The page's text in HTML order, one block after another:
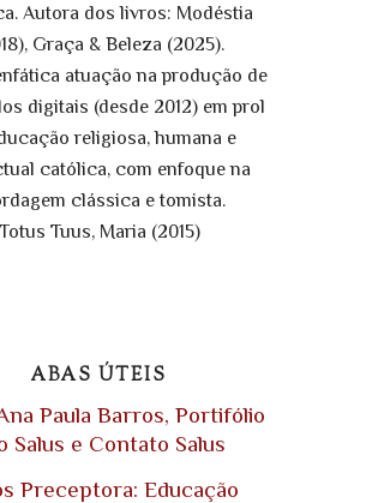
Autora dos livros: Modéstia
Graça & Beleza (2025).
atuação na produção de
digitais (desde 2012) em prol
religiosa, humana e
católica, com enfoque na
clássica e tomista.
Totus Tuus, Maria (2015)
ABAS ÚTEIS
Paula Barros, Portifólio
Salus e Contato Salus
Preceptora: Educação